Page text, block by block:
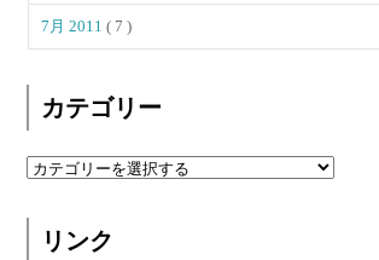
7月 2011( 7 )
カテゴリー
リンク